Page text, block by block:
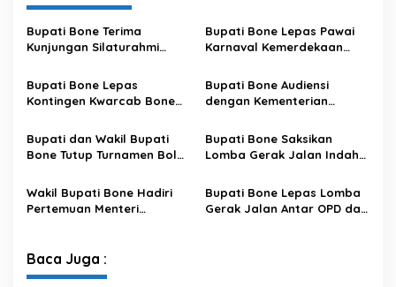
Bupati Bone Terima
Kunjungan Silaturahmi
XIV/Hasanuddin
Bupati Bone Lepas Pawai
Karnaval Kemerdekaan
Sambut HUT ke-81 RI
Bupati Bone Lepas
Kontingen Kwarcab Bone
XII Tahun 2026
Bupati Bone Audiensi
dengan Kementerian
Penataan Kawasan Hutan
untuk Kepastian Hak Tanah
Bupati dan Wakil Bupati
Bone Tutup Turnamen Bola
Tambah Bonus Rp10 Juta
untuk Para Juara
Bupati Bone Saksikan
Lomba Gerak Jalan Indah
dan Bangkitkan Semangat
Kemerdekaan
Wakil Bupati Bone Hadiri
Pertemuan Menteri
Modern di Sulawesi Selatan
Bupati Bone Lepas Lomba
Gerak Jalan Antar OPD dan
Baca Juga :